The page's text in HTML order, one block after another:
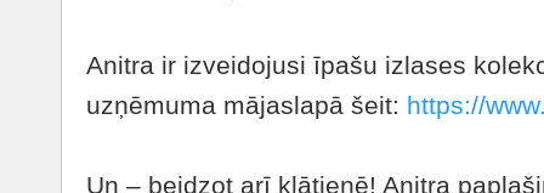
Anitra ir izveidojusi īpašu izlases
uzņēmuma mājaslapā šeit: https://
Un – beidzot arī klātienē! Anitra